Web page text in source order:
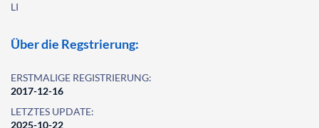
LI
Über die Regstrierung:
ERSTMALIGE REGISTRIERUNG:
2017-12-16
LETZTES UPDATE:
2025-10-22